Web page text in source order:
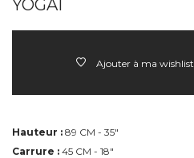
YOGA1
Ajouter à ma wishlist
Hauteur : 89 CM - 35"
Carrure : 45 CM - 18"